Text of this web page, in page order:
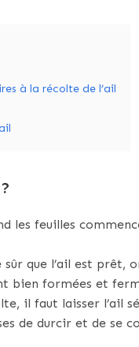
à la récolte de l’ail
les feuilles
sûr que l’ail est prêt,
bien formées et
il faut laisser l’ail
de durcir et de se